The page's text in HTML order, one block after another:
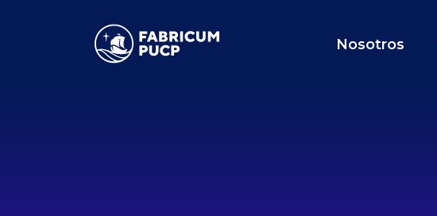
FABRICUM
Nosotros